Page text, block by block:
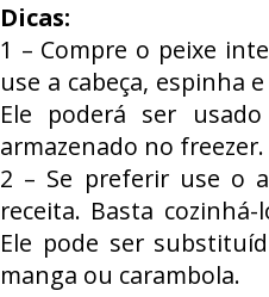
Dicas:
1 – Compre o peixe
use a cabeça, espinha
Ele poderá ser
armazenado no freezer.
2 – Se preferir use o
receita. Basta
Ele pode ser
manga ou carambola.